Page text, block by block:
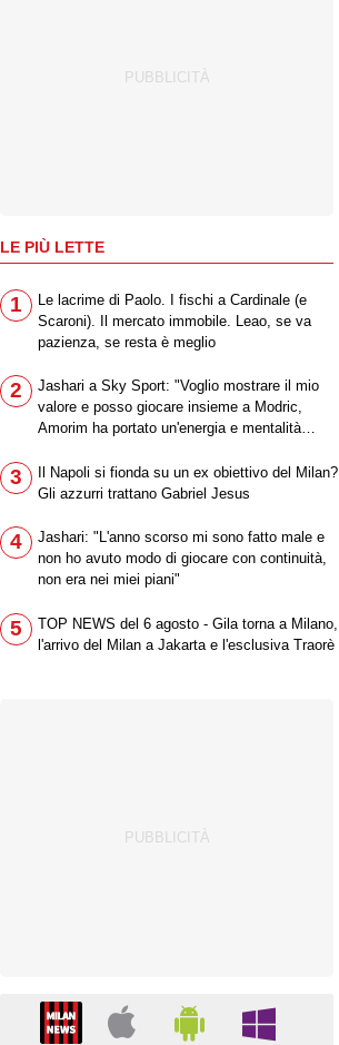
LE PIÙ LETTE
1
Le lacrime di Paolo. I fischi a Cardinale (e
Scaroni). Il mercato immobile. Leao, se va
pazienza, se resta è meglio
2
Jashari a Sky Sport: "Voglio mostrare il mio
valore e posso giocare insieme a Modric,
Amorim ha portato un'energia e mentalità
3
Il Napoli si fionda su un ex obiettivo del Milan?
Gli azzurri trattano Gabriel Jesus
4
Jashari: "L'anno scorso mi sono fatto male e
non ho avuto modo di giocare con continuità,
non era nei miei piani"
5
TOP NEWS del 6 agosto - Gila torna a Milano,
l'arrivo del Milan a Jakarta e l'esclusiva Traorè